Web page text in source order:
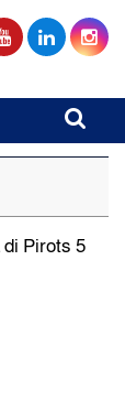
Pirots 5